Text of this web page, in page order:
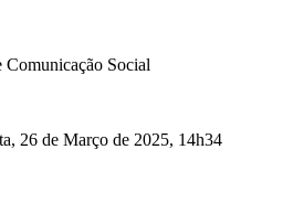
Social
26 de Março de 2025, 14h34